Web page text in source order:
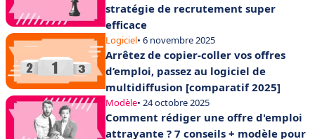
stratégie de recrutement super
efficace
Logiciel• 6 novembre 2025
Arrêtez de copier-coller vos offres
d’emploi, passez au logiciel de
multidiffusion [comparatif 2025]
Modèle• 24 octobre 2025
Comment rédiger une offre d'emploi
attrayante ? 7 conseils + modèle pour